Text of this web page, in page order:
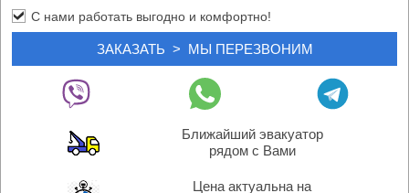
С нами работать выгодно и комфортно!
Ближайший эвакуатор
рядом с Вами
Цена актуальна на